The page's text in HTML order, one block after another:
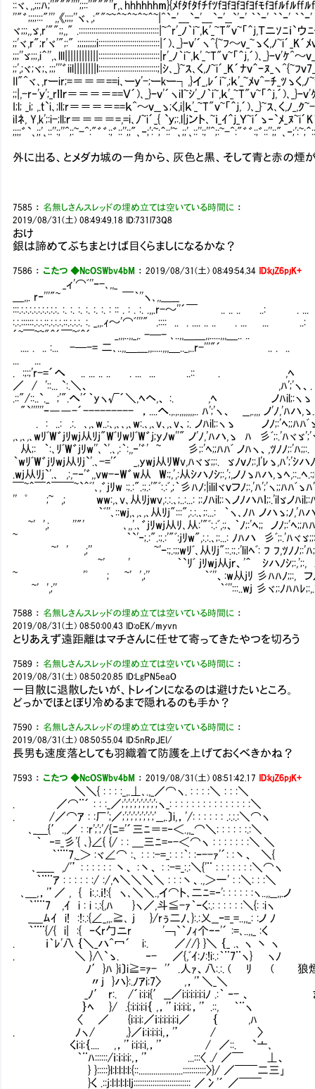
::ヾ､,,;;;ﾊ;''"""'''';;::''"""''r,､hhhhhhm}{ﾒfﾀfﾀfﾁfﾂfﾖfﾖfﾖfﾖfﾓfﾖfﾙfﾙffﾙfﾙ
''"゛;;;;:::"''',,《;;;;''ヾ､,;""~~＾~＾~＾~＾~|^`‐'___`ｰ'___`ｰ'__`'ｰ' ｀`ｰ' ｀`ｰ' ｀`
ヾ;;;,,ゞ,r'"";;,," .::::::::::::::::::::::::::::::::::::::|~^r'_ﾉ｀i~,ｋ'_~T"ｖ~「＾ｊ,Ｔニｿﾆ
;;'ヾ,r";r'ヾ'";:" ;;;;;;;;;i:::::::::::::::::::::::::::::|´)､_}ｰｖ'´ヽ^{~ﾌ～ｖ_~ゝく,ﾉ~i´_K´ﾒ
;;;''ゞ;;;,i＾'',､lll||||||||||||:::::::::::::::::::::::::::::|r'_ﾉ｀i~,ｋ'_~T"ｖ~「＾ｊ,´)､_}ｰｖ'ｹ^～ｖ__
;;',;ヾ;ヾ;､;;;'''゛iil||||||||l::::::::::::::::::::::::::::;|ｼ､_}~ｽ､く,ﾉ~i´_K´ﾅｖ＾ｰﾇ_ヽ^{~ﾌｖ
Il"^ヾ､,rーir;=＝＝＝==i､ーｙ'-;ーkー┐,}イ_,ﾚ´i~,;ｋ'_~ﾒｖ^-ﾁ_ﾂゝく,ﾉ
;;|,-r‐'ｙ';_rｌｌｒ＝＝＝＝==Ｖ´)､_}ｰｖ'´ヽiｌ~ｼ'_ﾉ｀i~,ｋ'_~T"ｖ~「＾ｊ,´)､_}
I;l; _i; ,.ｔ`i､;ll;r＝＝＝＝==ｋ^～ｖ__ゝ;く,i|ｋ'_~T"ｖ~「＾ｊ,´)､_}~ｽ､く,ﾉ
iIﾈ, Y,k';:i-;ll;ｒ＝＝＝＝=,=i､ﾉ~i´_{ `ｙ;:.l|ｊント､~ｉ_ｲ＾ｊ_Ｙ~i´ゝ‐`ﾒ_ﾇ
;;;;゛`､;;'､::'':;''^;:~-^:"゛゛:;゛::'';;"､‐;':~;＾::'~､;;'､::'':;''^;:~-^:"゛゛:;゛::'';;"､‐;':~;
外に出る、とメダカ城の一角から、灰色と黒、そして青と赤の煙
7585 ： 名無しさんスレッドの埋め立ては空いている時間に ：
2019/08/31(土) 08:49:49.18 ID:731l73Q8
おけ
銀は諦めてぶちまとけば目くらましになるかな？
7586 ： こたつ ◆NcOSWbv4bM ：2019/08/31(土) 08:49:54.34 ID:kjZ6pjK+
_ィ'⌒ﾞ''ｰ-､,,_
＿,,. r‐'''"~ ￣｀''ヽ､,,＿__
:::.:.:.:.:.:.:.:.:.:. :. :. :. :. :. :. : :: . : . :. .,,.r-～''´￣ .. .. .. ..: .
:.:.::::::.:.:.::.:.:.:.::.:.:.:. :. _,,.ｨ～'⌒ﾞ'''" .:::: .. . .... .. ..
´~￣~~"＾´￣~ﾞ＾´ _,,,..,,_,. -─- ､..,,＿
.... . .. :... -─-= 二､..,,＿___,,.....,,,＿.._,..r-'''"´ .. . .. -='
. :;:;'r-=´へ .. ... .. .. . ... ... ..:: . ,ﾍ
／ / '::... `:.＼、 ,ﾊ';'ヽ、.
.::"/::..`._ ;'".へ'´｀yヽ√´＼,ﾍヘ,、 :. ,ﾍ ノﾊil;:ヽ
"`''''''ｰ――-´--------- ，....へ.,.,.,,,,,,,.. ﾊ';'ヽ、 __,.,,, ノ'ﾉ,'ﾊハ,
. : ..: .:. ､,､w..:､,､､,､w:.､,､v､,､v、;. ノﾊil;:ヽゝ ノﾉ;:'ﾍ;;ﾊﾊﾞゝ,
,､,､,､wﾘﾞW゛jﾘwj从ﾘj"WﾞﾘwﾘﾞW゛j;yﾉw''" ノ'ﾉ,'ﾊハ,ゝ ﾊ 彡ﾞ;:.'ﾊヾゞ';'
从;: ｀:､ﾘﾞW゛jﾘw''､`'.､,:｀:,,‐'゛' ~ 彡;:'ﾍ;;ﾊﾊﾞ ノﾊヽ、,ﾂﾉﾉ;:'ﾊ;;:.
｀wﾘﾞW゛jﾘwj从ﾘj`'.､-='´ _,ywj从ﾘWv,ﾊヾゞ;;:. ゞﾉｖﾉ;:,l'ﾚゝ,ﾊ';'ｼ
.wj从ﾘj`'.､ ,:,-‐'゛,,vw-‐W゛w从 W:;,',:从ｼハﾉｼ;:,';,ノﾉゝﾊハ,ゝﾍ,::..ﾍ
￣~＾￣＾￣￣~`＾ﾞ'､,゛jﾘw :;.:".:;.:'"ﾞ:.:ﾞ,;｀彡ﾊﾉ;|ililヾｖフﾉ;:,'ﾊ';'ヽ;;ﾊﾊﾞ
'' ﾟ ;~ ,; ww:,､v､从ﾘjwv,:.:.､;..:...: ;:ﾉﾊil;:ヽノﾉハﾊｌ;:.'ilゞノﾊil;:ﾊ
｀ﾞ''､::wj,､,､,､从ﾘj":::",:.:.､;:...: ｀ヽ､ﾉﾊ ノハゝ;ﾉ,'ﾊハﾊｌ
~' ',; ''"' ､,,'.､゛jﾘwj从ﾘ､从:'"ﾞ:.:ﾞ,:;、｀ﾉ;:'ﾍ;; ノﾉ;:'ﾍ;;ﾊﾊﾞゝ
~ ｀`'‐;.:".:;.:'"ﾞ:jﾘw",:.:.､;:...: ﾉﾊハ 彡ﾞ;:.'ﾊヾゞ;;:. ,ﾊ
~' ' ,;'' ~'ｰ:;.:;;wﾘﾞ､从ﾘj"::.:;.:'lilﾍﾞ: ﾌ ﾌ,ﾂﾉﾉ;:'ﾊ;;:.ノ
~' ' ｀`ﾘﾞ jﾘwj从jｒ、'＾ ｼハﾉｼ;:,';:, ノﾉハﾊｌ
~ 'ﾟ ; ~' ',;'' ｀ﾞ''、:w从jﾘ 彡ﾊﾊﾉ;;:, フﾉ;:,'ﾊﾉ
~' ',;'' ｀ﾞ'':::..wj 彡ヾ;:ﾉﾊﾊﾚ;:,.'ilヾ ノノ
7588 ： 名無しさんスレッドの埋め立ては空いている時間に ：
2019/08/31(土) 08:50:00.43 ID:oEK/myvn
とりあえず遠距離はマチさんに任せて寄ってきたやつを切ろう
7589 ： 名無しさんスレッドの埋め立ては空いている時間に ：
2019/08/31(土) 08:50:20.85 ID:LgPN5eaO
一目散に退散したいが、トレインになるのは避けたいところ。
どっかでほとぼり冷めるまで隠れるのも手か？
7590 ： 名無しさんスレッドの埋め立ては空いている時間に ：
2019/08/31(土) 08:50:55.04 ID:5nRpJEI/
長男も速度落としても羽織着て防護を上げておくべきかね？
7593 ： こたつ ◆NcOSWbv4bM ：2019/08/31(土) 08:51:42.17 ID:kjZ6pjK+
＼＼{ : : : :_,.⊥､.,_／⌒ヽ. : : : :＼ : : :＼
. ／⌒¨´ : : :_／;';';';';';';';';ヽ_: : : : : : : : : : : : : : :＼
. /／⌒ｱ : :厂';／;';';';';';';';'__,.〕i,，'/: : : : : : .:.:.:＼⌒ヽ
､_＿{′.,／ : :r';';'/{ﾆ='´三ﾆ＝=‐＜.,,_⌒＼: : : : : :.:＼
｀ ‐=_彡'{ ､}∠{ {/ : : ＿三ﾆ=‐-＜⌒ヽ : : : : : : :＼ ＼
｀¨¨7,_＞ :ヾ∠⌒ :､ : : :-=_: : :｀: :ｰ--ｧ'´: :丶、 ＼{
､_____ ,/'’ : : : : : : 丶、 :丶、 : :-=_:.:＼{'¨ : : : : : : :＼⌒ヽ
｀¨¨ｱ : : : : : :/ :/,ﾍ＼＼＼＼ : : :丶、.,＞一' : :＼: : :＼
､＿,，'’／ , { ｉ:.:.ｉ!:{ ヽ､＼＼.,イ⌒ト､二ﾆ=‐': : : : : :ヽ..,,__,,.ノ
｀¨¨7 ,ｲ i : i :.:{,ﾊ }ヽ／,斗≦-ｧ｀ｰく:.: : : : : :＼{: :iヽ
_＿ﾑｲ i! :!:.:{∠_,,.≧､ j }/rぅ二ﾉ､}:.:乂__ｰ=_=..,,_:
｀¨¨{/{ i| :{ ｰくr勹ニr '￢`｀ﾉｨ个ｰ‐'´ :=､..,,_ :く
. ｉ｀ﾚ'八 ｛＼_ハ^冖´ i:. ／//} }＼ ｛_ .､ ヽ 丶 ヽ ……
. ＼ }∧`ゝ. ‐- ／{,ﾞｲ:ﾉ:!i:.:｀¨7¨ヽ} ヽﾉ
ﾉ′}ﾊ }i〕i≧=ｧ- '′.人ｧ、八:.:. ( ﾘ ( 狼煙の意味はわか
〃j }ハ}:.ﾉｱi:7〉 ,，'’＼_＼
_ﾉ′ r:. /´i:i:i{′__／i:i:i:i:i:iﾉ .:｀ ‐- 、 まあ、確か
｝ﾍ }/ .{:i:i:i:i｛ ,，'’ｉ:i:i:i;，'’ .::, ｀¨ヽ
〈 ／ {i:i:i:／ｉ:i:i:i:i:i／ ｛ ,ﾊ
. ﾉヽ/ ,}／ｉ:ｉ:i:i:i,，'’ / 〉
くｉ:i:｛.... ,，'’i:i:i:i,，'’ / ／::. `亠､
｀¨ﾊ::::::/ｉ:ｉ:i:i:,，'’ ...:::〈 ./ ／￣ ⊥、
} }:::::}l:l:l:l:l:{::.....................:::::::::::〉}/ ／￣￣二三｣
}く .::j:l:l:l:l:lj::::::::::::::::::::::::::: ／冫'´ ／￣￣